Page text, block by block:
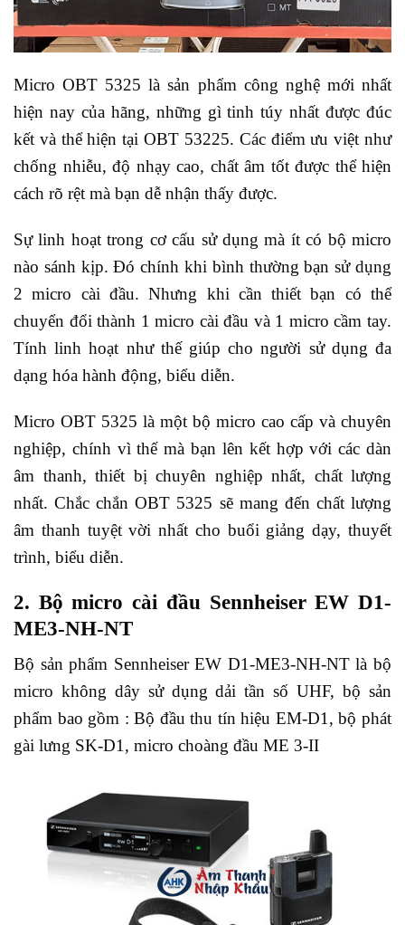
Micro OBT 5325 là sản phẩm công nghệ mới nhất
hiện nay của hãng, những gì tinh túy nhất được đúc
kết và thể hiện tại OBT 53225. Các điểm ưu việt như
chống nhiễu, độ nhạy cao, chất âm tốt được thể hiện
cách rõ rệt mà bạn dễ nhận thấy được.
Sự linh hoạt trong cơ cấu sử dụng mà ít có bộ micro
nào sánh kịp. Đó chính khi bình thường bạn sử dụng
2 micro cài đầu. Nhưng khi cần thiết bạn có thể
chuyển đổi thành 1 micro cài đầu và 1 micro cầm tay.
Tính linh hoạt như thế giúp cho người sử dụng đa
dạng hóa hành động, biểu diễn.
Micro OBT 5325 là một bộ micro cao cấp và chuyên
nghiệp, chính vì thế mà bạn lên kết hợp với các dàn
âm thanh, thiết bị chuyên nghiệp nhất, chất lượng
nhất. Chắc chắn OBT 5325 sẽ mang đến chất lượng
âm thanh tuyệt vời nhất cho buổi giảng dạy, thuyết
trình, biểu diễn.
2. Bộ micro cài đầu Sennheiser EW D1-
ME3-NH-NT
Bộ sản phẩm Sennheiser EW D1-ME3-NH-NT là bộ
micro không dây sử dụng dải tần số UHF, bộ sản
phẩm bao gồm : Bộ đầu thu tín hiệu EM-D1, bộ phát
gài lưng SK-D1, micro choàng đầu ME 3-II